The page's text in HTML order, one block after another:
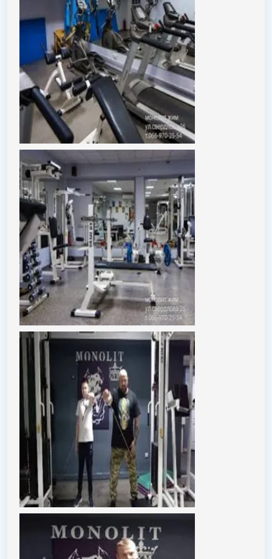
Monolit Gymпредлагаются персональные
тренировки, которые помогают быстрее достигать
желаемых результатов. Квалифицированные тренеры
разработают индивидуальную программу в
зависимости от целей: снижение веса, набор
мышечной массы, улучшение выносливости или
коррекция фигуры. Также доступны групповые
занятия: функциональный тренинг, высокоинтенсивные
интервальные тренировки (HIIT), стретчинг и
специальные комплексы для укрепления спины.
Особое внимание уделяется комфорту клиентов:
просторные раздевалки с индивидуальными
шкафчиками, современные душевые и зона отдыха, где
можно расслабиться после тренировки. Зал удобно
расположен, добраться можно как на общественном
транспорте, так и на личном автомобиле — для этого
предусмотрена парковка.
Что выделяетMonolit Gym— это атмосфера, в
которой каждый чувствует себя уверенно. Здесь
важно не только физическое развитие, но и создание
сообщества единомышленников, где каждый получает
поддержку и мотивацию для достижения своих целей.
Адрес:
улица Владимира Антоновича, 26, Днепр
Время работы:10:00 – 22:00